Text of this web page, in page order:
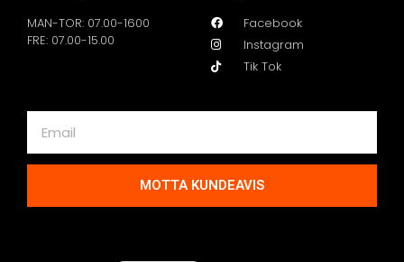
MAN-TOR: 07.00-1600
FRE: 07.00-15.00
Facebook
Instagram
Tik Tok
MOTTA KUNDEAVIS